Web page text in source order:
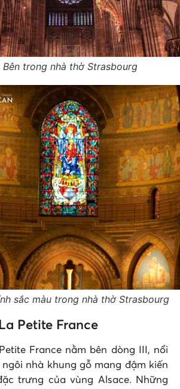
Bên trong nhà thờ Strasbourg
sắc màu trong nhà thờ Strasbourg
Petite France
France nằm bên dòng III, nổi
nhà khung gỗ mang đậm kiến
trưng của vùng Alsace. Những